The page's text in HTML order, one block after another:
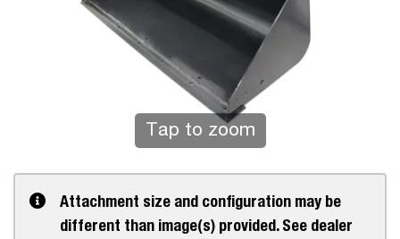
Tap to zoom
Attachment size and configuration may be
different than image(s) provided. See dealer